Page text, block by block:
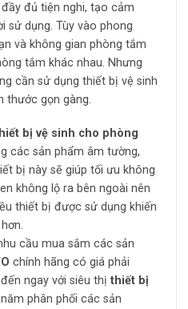
đủ tiện nghi, tạo cảm
sử dụng. Tùy vào phong
và không gian phòng tắm
tắm khác nhau. Nhưng
cần sử dụng thiết bị vệ sinh
thước gọn gàng.
bị vệ sinh cho phòng
các sản phẩm âm tường,
bị này sẽ giúp tối ưu không
không lộ ra bên ngoài nên
thiết bị được sử dụng khiến
cầu mua sắm các sản
chính hãng có giá phải
ngay với siêu thị thiết bị
phân phối các sản